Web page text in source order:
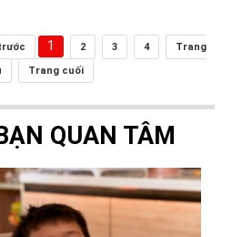
1 2 3 4
Trang
Trang cuối
QUAN TÂM